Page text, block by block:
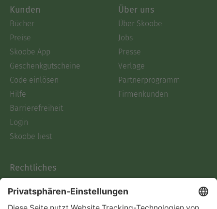
Kunden
Bücher
Preise
Skoobe App
Geschenkgutscheine
Code einlösen
Hilfe
Barrierefreiheit
Login
Skoobe liest
Über uns
Über Skoobe
Jobs
Presse
Verlage
Partnerprogramm
Firmenkunden
Rechtliches
AGB